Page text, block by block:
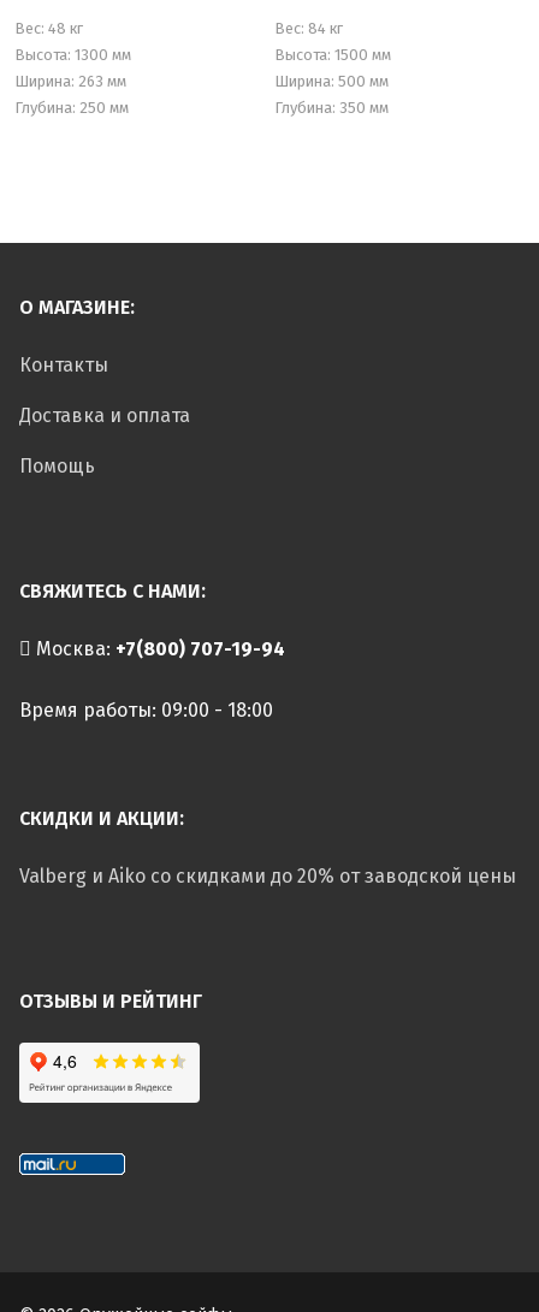
Вес: 48 кг
Высота: 1300 мм
Ширина: 263 мм
Глубина: 250 мм
Вес: 84 кг
Высота: 1500 мм
Ширина: 500 мм
Глубина: 350 мм
О МАГАЗИНЕ:
Контакты
Доставка и оплата
Помощь
СВЯЖИТЕСЬ С НАМИ:
Москва: +7(800) 707-19-94
Время работы: 09:00 - 18:00
СКИДКИ И АКЦИИ:
Valberg и Aiko со скидками до 20% от заводской цены
ОТЗЫВЫ И РЕЙТИНГ